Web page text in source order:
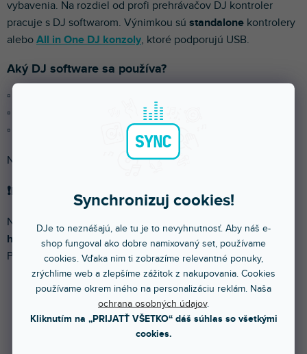
Synchronizuj cookies!
DJe to neznášajú, ale tu je to nevyhnutnosť. Aby náš e-
shop fungoval ako dobre namixovaný set, používame
cookies. Vďaka nim ti zobrazíme relevantné ponuky,
zrýchlime web a zlepšíme zážitok z nakupovania. Cookies
používame okrem iného na personalizáciu reklám. Naša
ochrana osobných údajov.
Kliknutím na „PRIJATŤ VŠETKO“ dáš súhlas so všetkými
cookies.
vybavenia. Na rozdiel od profi prehrávačov DJ kontroler
pracuje s DJ softwarom. Výnimkou sú standalone kontrolery
alebo All in One DJ konzoly, ktoré podporujú USB.
Aký DJ software sa používa?
▫️ Rekordbox
▫️ Serato DJ
– podporuje viac značiek
▫️ Virtual DJ a Traktor
– menej rozšírené, ale obľúbené
Najčastejšie narazíš na Rekordbox a Serato DJ.
❗️Pozor na licencovanie❗️
Niektoré kontrolery aktivujú plnú verziu softvéru pomocou
hardwarového kľúča, iné vyžadujúzakúpenie licencie
Prehľad nájdeš TU.
Standalone DJ
MIDI DJ kontrolery